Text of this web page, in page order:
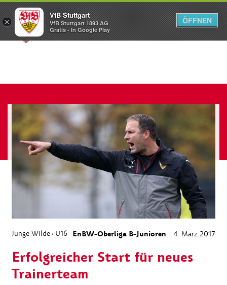
Menü
Junge Wilde › U16 EnBW-Oberliga B-Junioren 4. März 2017
Erfolgreicher Start für neues
Trainerteam
×
VfB Stuttgart
VfB Stuttgart 1893 AG
Gratis - In Google Play
ÖFFNEN